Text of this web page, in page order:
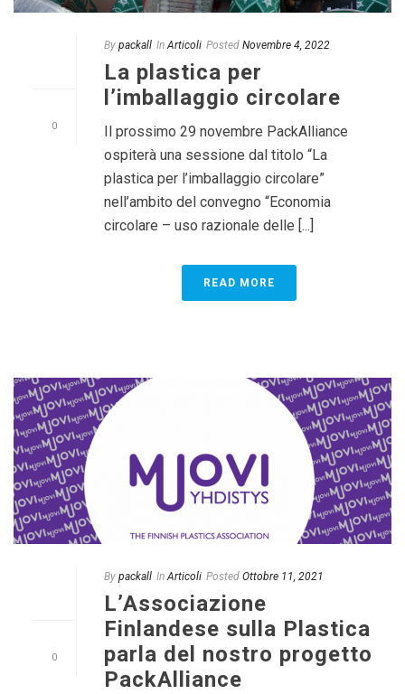
0
By packall In Articoli Posted Novembre 4, 2022
La plastica per
l’imballaggio circolare
Il prossimo 29 novembre PackAlliance
ospiterà una sessione dal titolo “La
plastica per l’imballaggio circolare”
nell’ambito del convegno “Economia
circolare – uso razionale delle [...]
READ MORE
0
By packall In Articoli Posted Ottobre 11, 2021
L’Associazione
Finlandese sulla Plastica
parla del nostro progetto
PackAlliance